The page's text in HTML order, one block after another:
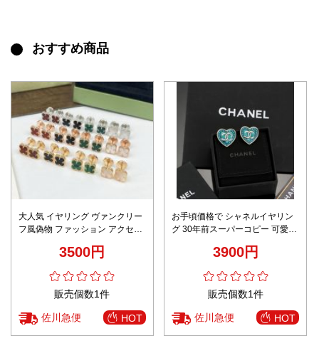
おすすめ商品
大人気 イヤリング ヴァンクリー
フ風偽物 ファッション アクセサ
3500円
販売個数1件
佐川急便 HOT
お手頃価格で シャネルイヤリン
グ 30年前スーパーコピー 可愛い
3900円
販売個数1件
佐川急便 HOT